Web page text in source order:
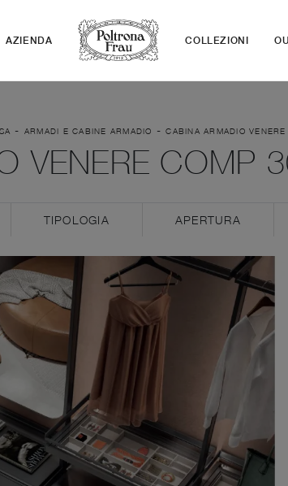
AZIENDA COLLEZIONI
- ARMADI E CABINE ARMADIO -CABINA ARMADIO
VENERE COMP
TIPOLOGIA APERTURA